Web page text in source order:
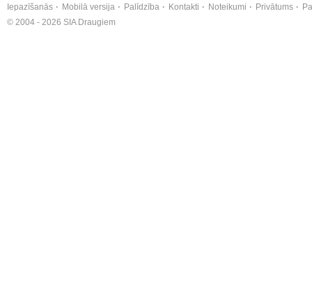
Iepazīšanās Mobilā versija Palīdzība Kontakti Noteikumi Privātums
© 2004 - 2026 SIA Draugiem